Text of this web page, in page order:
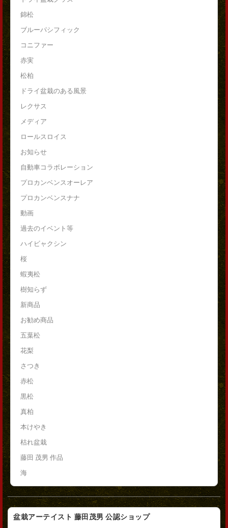
錦松
ブルーパシフィック
コニファー
赤実
松柏
ドライ盆栽のある風景
レクサス
メディア
ロールスロイス
お知らせ
自動車コラボレーション
プロカンベンスオーレア
プロカンベンスナナ
動画
過去のイベント等
ハイビャクシン
桜
蝦夷松
樹知らず
新商品
お勧め商品
五葉松
花梨
さつき
赤松
黒松
真柏
本けやき
枯れ盆栽
藤田 茂男 作品
海
盆栽アーテイスト 藤田茂男 公認ショップ